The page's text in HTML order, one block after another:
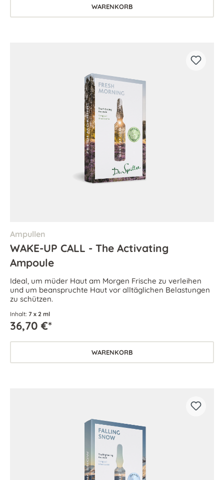
WARENKORB
Ampullen
WAKE-UP CALL - The Activating
Ampoule
Ideal, um müder Haut am Morgen Frische zu verleihen
und um beanspruchte Haut vor alltäglichen Belastungen
zu schützen.
Inhalt: 7 x 2 ml
36,70 €*
WARENKORB